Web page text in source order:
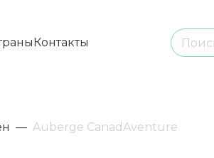
Контакты
Auberge CanadAventure